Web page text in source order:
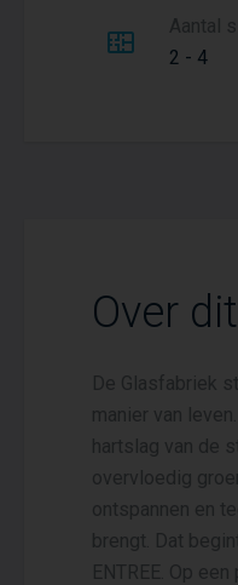
Aantal
2 - 4
Over
De Glasfabriek
manier van
hartslag van de
overvloedig
ontspannen en
brengt. Dat
ENTREE. Op